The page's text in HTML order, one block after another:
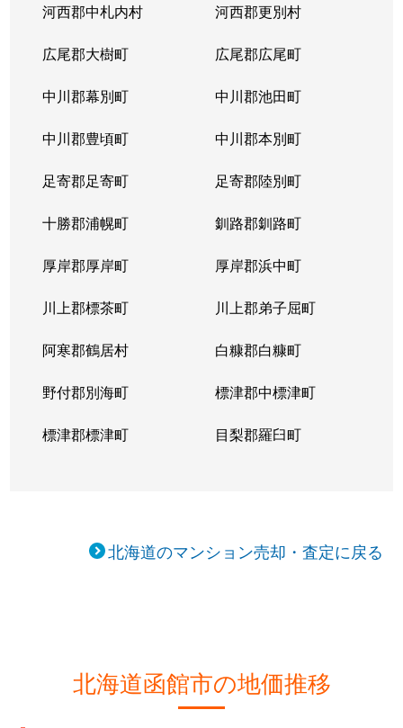
河西郡中札内村 河西郡更別村
広尾郡大樹町 広尾郡広尾町
中川郡幕別町 中川郡池田町
中川郡豊頃町 中川郡本別町
足寄郡足寄町 足寄郡陸別町
十勝郡浦幌町 釧路郡釧路町
厚岸郡厚岸町 厚岸郡浜中町
川上郡標茶町 川上郡弟子屈町
阿寒郡鶴居村 白糠郡白糠町
野付郡別海町 標津郡中標津町
標津郡標津町 目梨郡羅臼町
北海道のマンション売却・査定に戻る
北海道函館市の地価推移